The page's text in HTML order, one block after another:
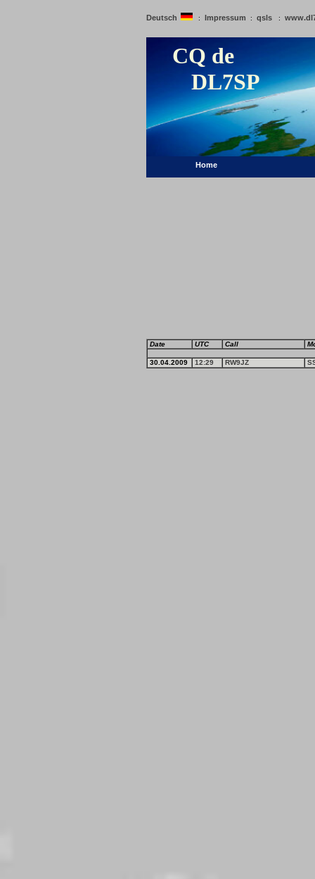
Deutsch : Impressum : qsls :
CQ de
DL7SP
Home
Date UTC Call
30.04.2009 12:29 RW9JZ